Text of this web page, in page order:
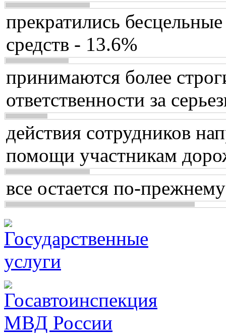
прекратились
средств - 13.6%
принимаются более
ответственности за
действия сотрудников
помощи участникам
все остается по-